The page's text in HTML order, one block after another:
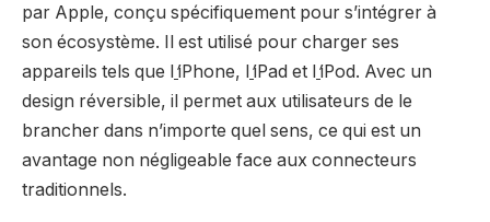
par Apple, conçu spécifiquement pour s’intégrer à
son écosystème. Il est utilisé pour charger ses
appareils tels que l’iPhone, l’iPad et l’iPod. Avec un
design réversible, il permet aux utilisateurs de le
brancher dans n’importe quel sens, ce qui est un
avantage non négligeable face aux connecteurs
traditionnels.